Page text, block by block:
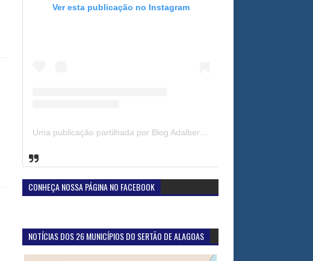
Ver esta publicação no Instagram
Uma publicação partilhada por Blog Adalberto Gomes Noticias (@blogadalbertogomesnoticiass)
CONHEÇA NOSSA PÁGINA NO FACEBOOK
NOTÍCIAS DOS 26 MUNICÍPIOS DO SERTÃO DE ALAGOAS